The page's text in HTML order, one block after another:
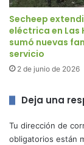
Secheep
eléctrica en Las
sumó nuevas
servicio
2 de junio de 2026
Deja una
Tu dirección de
obligatorios están